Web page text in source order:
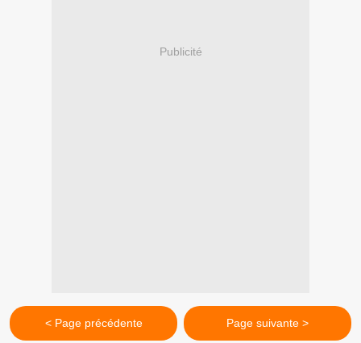
Publicité
< Page précédente Page suivante >